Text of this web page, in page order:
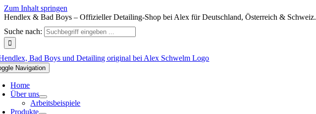
Zum Inhalt springen
Hendlex & Bad Boys – Offizieller Detailing-Shop bei Alex für Deutschland, Österreich & Schweiz.
Suche nach:
Navigation
Home
Über uns
Arbeitsbeispiele
Produkte